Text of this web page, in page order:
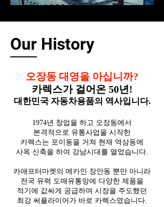
Our History
오장동 대영을 아십니까?
카렉스가 걸어온 50년!
대한민국 자동차용품의 역사입니다.
1974년 창업을 하고 오장동에서
본격적으로 유통사업을 시작한
카렉스는 포이동을 거쳐 현재 역삼동에
사옥 신축을 하여 강남시대를 열었습니다.
카애프터마켓의 메카인 장안동 뿐만 아니 라
전국 유력 도매유통망에 다양한 제품을
적기에 값싸게 공급하며 시장을 주도했던
최강 써플라이어가 바로 카렉스였습니다.